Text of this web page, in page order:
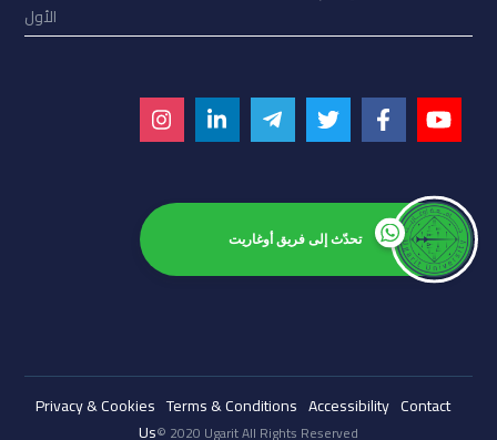
الأول
تحدّث إلى فريق أوغاريت
Privacy & Cookies Terms & Conditions Accessibility Contact
Us© 2020 Ugarit All Rights Reserved